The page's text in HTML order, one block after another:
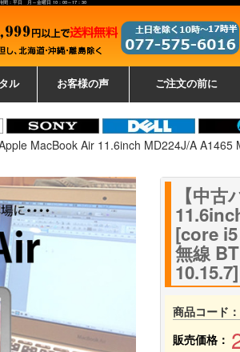
：平日 月～金曜日 10：00～17：30
ル お客様の声 ご注文の前に
Apple MacBook Air 11.6inch MD224J/A
【中
[core
無線
商品コード：
販売価格：